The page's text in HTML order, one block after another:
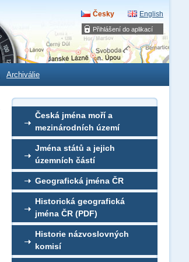
Přihlášení do aplikací
Česky English
Archiválie
Česká jména moří a
mezinárodních území
Jména států a jejich
územních částí
Geografická jména ČR
Historická geografická
jména ČR (PDF)
Historie názvoslovných
komisí